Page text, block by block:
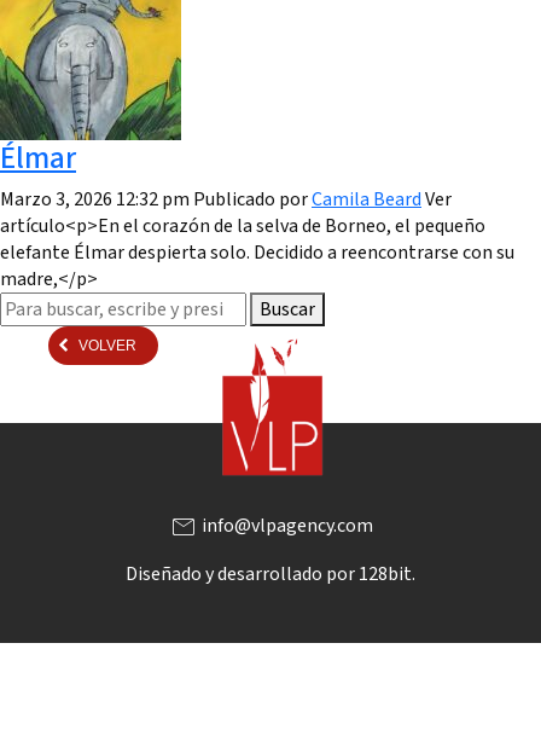
Élmar
Marzo 3, 2026 12:32 pm Publicado porCamila BeardVer
artículo<p>En el corazón de la selva de Borneo, el pequeño
elefante Élmar despierta solo. Decidido a reencontrarse con su
madre,</p>
Buscar
VOLVER
mail info@vlpagency.com
Diseñado y desarrollado por128bit.